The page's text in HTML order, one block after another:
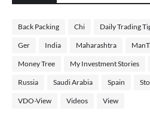
Back Packing Chi Daily Trading
Ger India Maharashtra
Money Tree My Investment Stories
Russia Saudi Arabia Spain
VDO-View Videos View